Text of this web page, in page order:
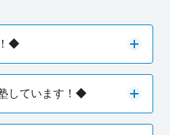
◆
しています！◆